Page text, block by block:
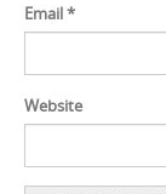
Email*
Website